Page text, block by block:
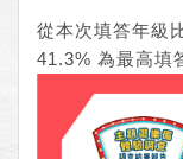
從本次填答年級
41.3% 為最高填